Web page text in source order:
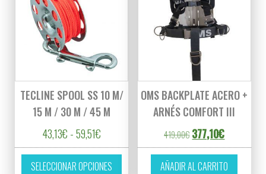
TECLINE SPOOL SS 10 M/
15 M / 30 M / 45 M
43,13€ -59,51€ Rango de precios: desde 43,13€ hasta 59,51€
SELECCIONAR OPCIONES
Este producto tiene múltiples variantes.
OMS BACKPLATE ACERO +
ARNÉS COMFORT III
419,00€ El precio original
377,10€El precio
AÑADIR AL CARRITO